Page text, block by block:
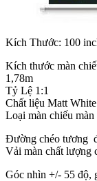
Kích Thước: 100
Kích thước màn
1,78m
Tỷ Lệ 1:1
Chất liệu Matt White
Loại màn chiếu màn
Đường chéo tương
Vải màn chất lượng
Góc nhìn +/- 55 độ,